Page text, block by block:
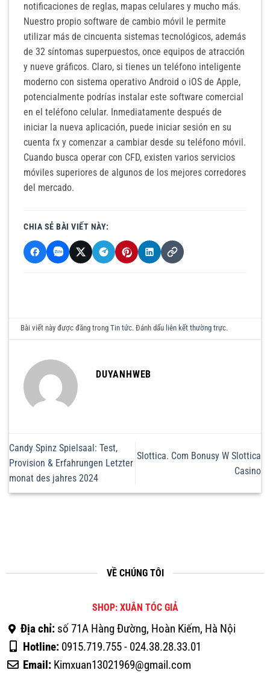
notificaciones de reglas, mapas celulares y mucho más.
Nuestro propio software de cambio móvil le permite
utilizar más de cincuenta sistemas tecnológicos, además
de 32 síntomas superpuestos, once equipos de atracción
y nueve gráficos. Claro, si tienes un teléfono inteligente
moderno con sistema operativo Android o iOS de Apple,
potencialmente podrías instalar este software comercial
en el teléfono celular. Inmediatamente después de
iniciar la nueva aplicación, puede iniciar sesión en su
cuenta fx y comenzar a cambiar desde su teléfono móvil.
Cuando busca operar con CFD, existen varios servicios
móviles superiores de algunos de los mejores corredores
del mercado.
CHIA SẺ BÀI VIẾT NÀY:
Bài viết này được đăng trongTin tức. Đánh dấu liên kết thường trực.
DUYANHWEB
Candy Spinz Spielsaal: Test,
Provision & Erfahrungen Letzter
monat des jahres 2024
Slottica. Com Bonusy W Slottica
Casino
VỀ CHÚNG TÔI
SHOP: XUÂN TÓC GIẢ
Địa chỉ:số 71A Hàng Đường, Hoàn Kiếm, Hà Nội
Hotline:0915.719.755 - 024.38.28.33.01
Email:Kimxuan13021969@gmail.com